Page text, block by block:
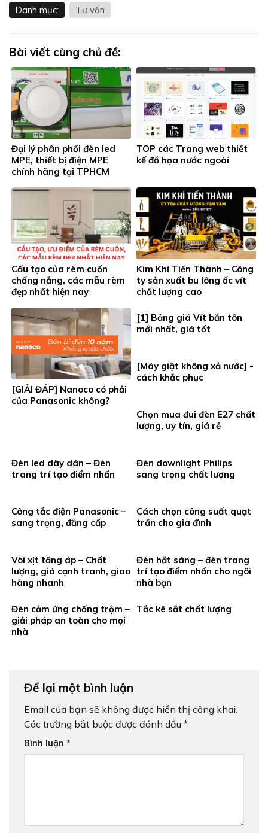
Danh mục: Tư vấn
Bài viết cùng chủ đề:
Đại lý phân phối đèn led
MPE, thiết bị điện MPE
chính hãng tại TPHCM
TOP các Trang web thiết
kế đồ họa nước ngoài
Cấu tạo của rèm cuốn
chống nắng, các mẫu rèm
đẹp nhất hiện nay
Kim Khí Tiến Thành – Công
ty sản xuất bu lông ốc vít
chất lượng cao
[GIẢI ĐÁP] Nanoco có phải
của Panasonic không?
[1] Bảng giá Vít bắn tôn
mới nhất, giá tốt
[Máy giặt không xả nước] -
cách khắc phục
Chọn mua đui đèn E27 chất
lượng, uy tín, giá rẻ
Đèn led dây dán – Đèn
trang trí tạo điểm nhấn
Đèn downlight Philips
sang trọng chất lượng
Công tắc điện Panasonic –
sang trọng, đẵng cấp
Cách chọn công suất quạt
trần cho gia đình
Vòi xịt tăng áp – Chất
lượng, giá cạnh tranh, giao
hàng nhanh
Đèn hắt sáng – đèn trang
trí tạo điểm nhấn cho ngôi
nhà bạn
Đèn cảm ứng chống trộm –
giải pháp an toàn cho mọi
nhà
Tắc kê sắt chất lượng
Để lại một bình luận
Email của bạn sẽ không được hiển thị công khai.
Các trường bắt buộc được đánh dấu *
Bình luận *